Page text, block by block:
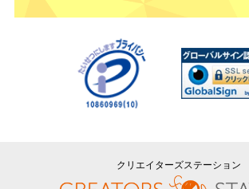
クリエイターズステーション